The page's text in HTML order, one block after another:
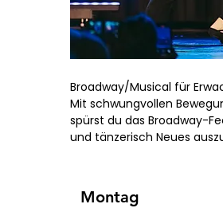
Broadway/Musical für
Mit schwungvollen
spürst du das Broadway-
und tänzerisch Neues
Montag